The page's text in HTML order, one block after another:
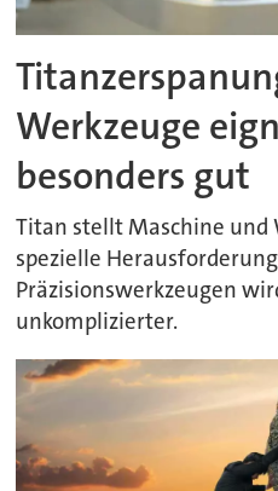
Werkzeuge
besonders gut
Titan stellt Maschine und
spezielle
Präzisionswerkzeugen
unkomplizierter.